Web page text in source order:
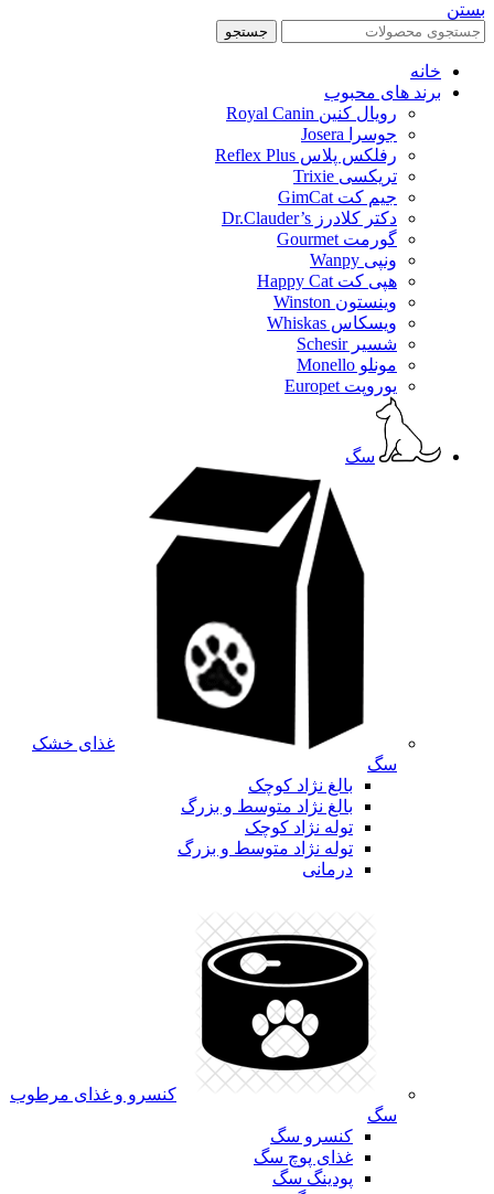
بستن
جستجو
خانه
برند های محبوب
رویال کنین Royal Canin
جوسرا Josera
رفلکس پلاس Reflex Plus
تریکسی Trixie
جیم کت GimCat
دکتر کلادرز Dr.Clauder’s
گورمت Gourmet
ونپی Wanpy
هپی کت Happy Cat
وینستون Winston
ویسکاس Whiskas
شسیر Schesir
مونلو Monello
یوروپت Europet
سگ
غذای خشک
سگ
بالغ نژاد کوچک
بالغ نژاد متوسط و بزرگ
توله نژاد کوچک
توله نژاد متوسط و بزرگ
درمانی
کنسرو و غذای مرطوب
سگ
کنسرو سگ
غذای پوچ سگ
پودینگ سگ